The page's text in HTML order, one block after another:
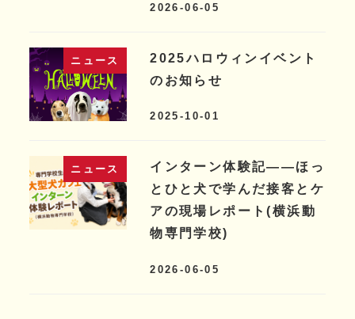
2026-06-05
ニュース
2025ハロウィンイベント
のお知らせ
2025-10-01
ニュース
インターン体験記――ほっ
とひと犬で学んだ接客とケ
アの現場レポート(横浜動
物専門学校)
2026-06-05